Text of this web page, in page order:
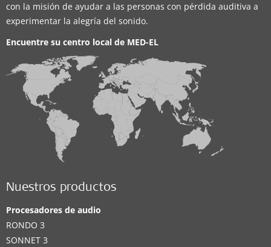
con la misión de ayudar a las personas con pérdida auditiva a
experimentar la alegría del sonido.
Encuentre su centro local de MED-EL
Nuestros productos
Procesadores de audio
RONDO 3
SONNET 3